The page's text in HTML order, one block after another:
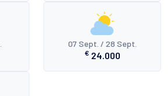
07 Sept. / 28 Sept.
€ 24.000